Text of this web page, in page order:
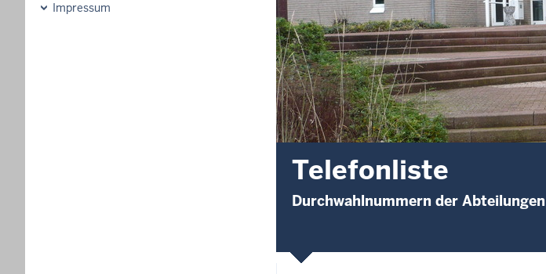
Impressum
Telefonliste
Durchwahlnummern der Abteilungen